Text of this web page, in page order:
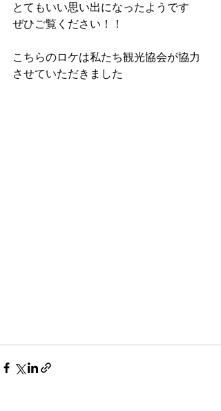
とてもいい思い出になったようです
ぜひご覧ください！！
こちらのロケは私たち観光協会が協力
させていただきました